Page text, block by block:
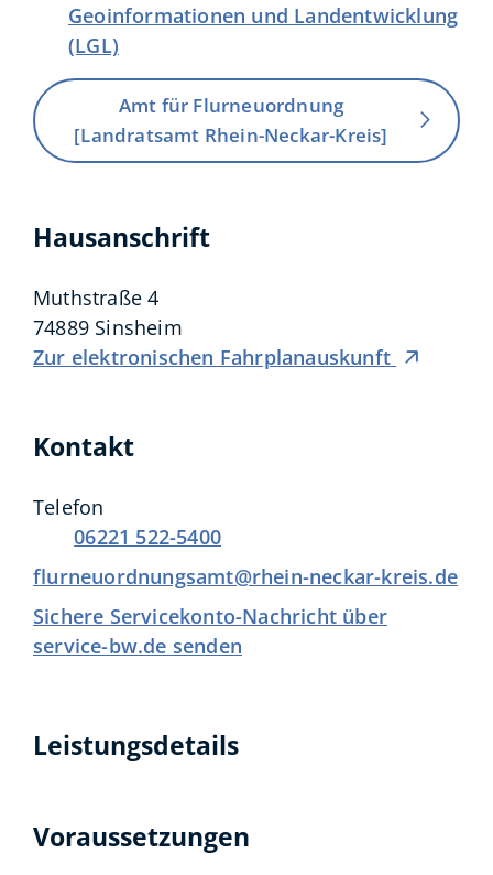
Geoinformationen und Landentwicklung
(LGL)
Amt für Flurneuordnung
[Landratsamt Rhein-Neckar-Kreis]
Hausanschrift
Muthstraße 4
74889 Sinsheim
Zur elektronischen Fahrplanauskunft
Kontakt
Telefon
06221 522-5400
flurneuordnungsamt@rhein-neckar-kreis.de
Sichere Servicekonto-Nachricht über
service-bw.de senden
Leistungsdetails
Voraussetzungen